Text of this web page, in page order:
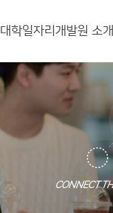
대학일자리개발원 소개